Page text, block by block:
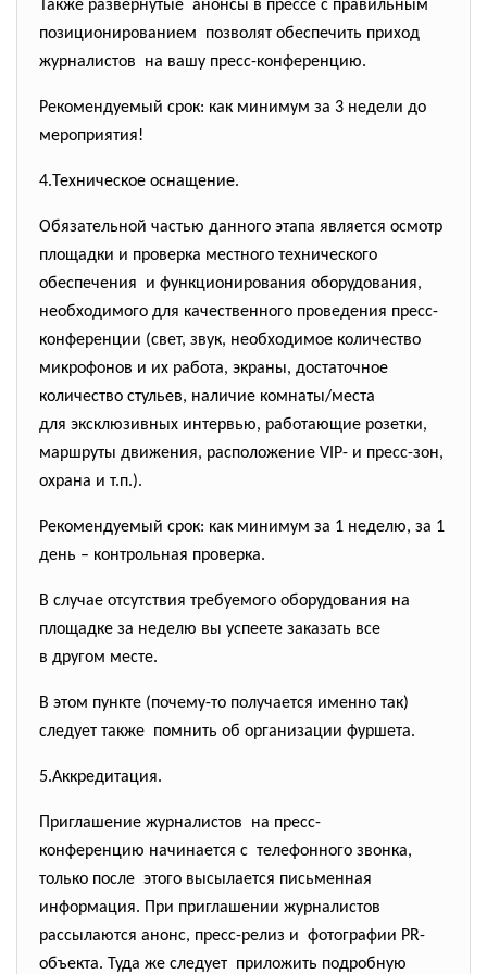
Также развернутые анонсы в прессе с правильным
позиционированием позволят обеспечить приход
журналистов на вашу пресс-конференцию.
Рекомендуемый срок: как минимум за 3 недели до
мероприятия!
4.Техническое оснащение.
Обязательной частью данного этапа является осмотр
площадки и проверка местного технического
обеспечения и функционирования оборудования,
необходимого для качественного проведения пресс-
конференции (свет, звук, необходимое количество
микрофонов и их работа, экраны, достаточное
количество стульев, наличие комнаты/места
для эксклюзивных интервью, работающие розетки,
маршруты движения, расположение VIP- и пресс-зон,
охрана и т.п.).
Рекомендуемый срок: как минимум за 1 неделю, за 1
день – контрольная проверка.
В случае отсутствия требуемого оборудования на
площадке за неделю вы успеете заказать все
в другом месте.
В этом пункте (почему-то получается именно так)
следует также помнить об организации фуршета.
5.Аккредитация.
Приглашение журналистов на пресс-
конференцию начинается с телефонного звонка,
только после этого высылается письменная
информация. При приглашении журналистов
рассылаются анонс, пресс-релиз и фотографии PR-
объекта. Туда же следует приложить подробную